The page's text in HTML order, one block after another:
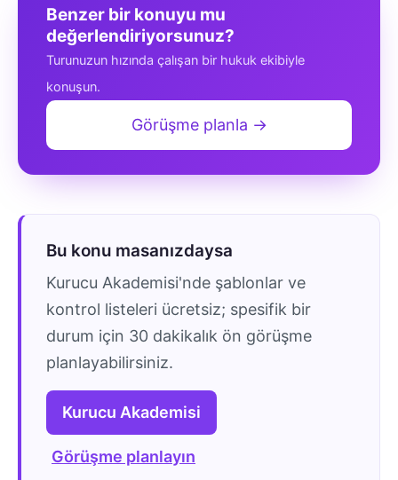
Benzer bir konuyu mu
değerlendiriyorsunuz?
Turunuzun hızında çalışan bir hukuk ekibiyle
konuşun.
Görüşme planla →
Bu konu masanızdaysa
Kurucu Akademisi'nde şablonlar ve
kontrol listeleri ücretsiz; spesifik bir
durum için 30 dakikalık ön görüşme
planlayabilirsiniz.
Kurucu Akademisi
Görüşme planlayın